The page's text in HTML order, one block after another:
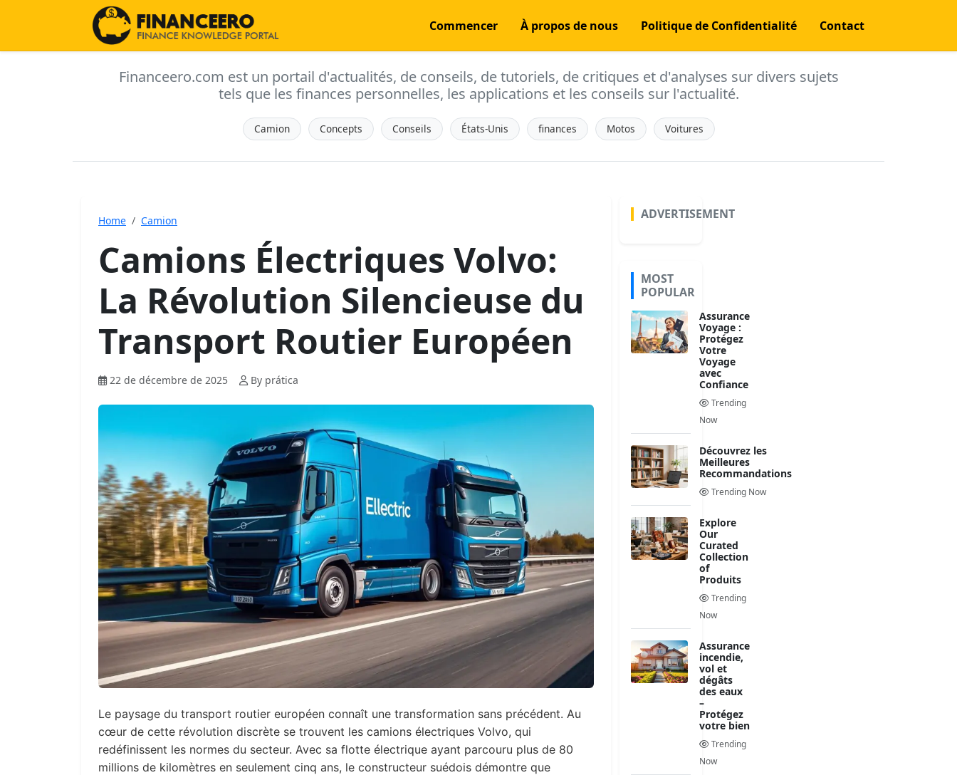
Commencer À propos de nous Politique de Confidentialité Contact
Financeero.com est un portail d'actualités, de conseils, de tutoriels, de critiques et d'analyses sur divers sujets
tels que les finances personnelles, les applications et les conseils sur l'actualité.
Camion Concepts Conseils États-Unis finances Motos Voitures
Home Camion
Camions Électriques Volvo:
La Révolution Silencieuse du
Transport Routier Européen
22 de décembre de 2025 By prática
Le paysage du transport routier européen connaît une transformation sans précédent. Au
cœur de cette révolution discrète se trouvent les camions électriques Volvo, qui
redéfinissent les normes du secteur. Avec sa flotte électrique ayant parcouru plus de 80
millions de kilomètres en seulement cinq ans, le constructeur suédois démontre que
ADVERTISEMENT
MOST
POPULAR
Assurance
Voyage :
Protégez
Votre
Voyage
avec
Confiance
Trending
Now
Découvrez les
Meilleures
Recommandations
Trending Now
Explore
Our
Curated
Collection
of
Produits
Trending
Now
Assurance
incendie,
vol et
dégâts
des eaux
–
Protégez
votre bien
Trending
Now